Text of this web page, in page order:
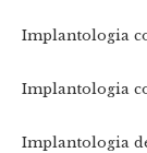
Implantologia
Implantologia
Implantologia